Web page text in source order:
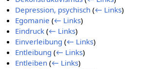
Depression, psychisch (← Links)
Egomanie (← Links)
Eindruck (← Links)
Einverleibung (← Links)
Entleibung (← Links)
Entleiben (← Links)